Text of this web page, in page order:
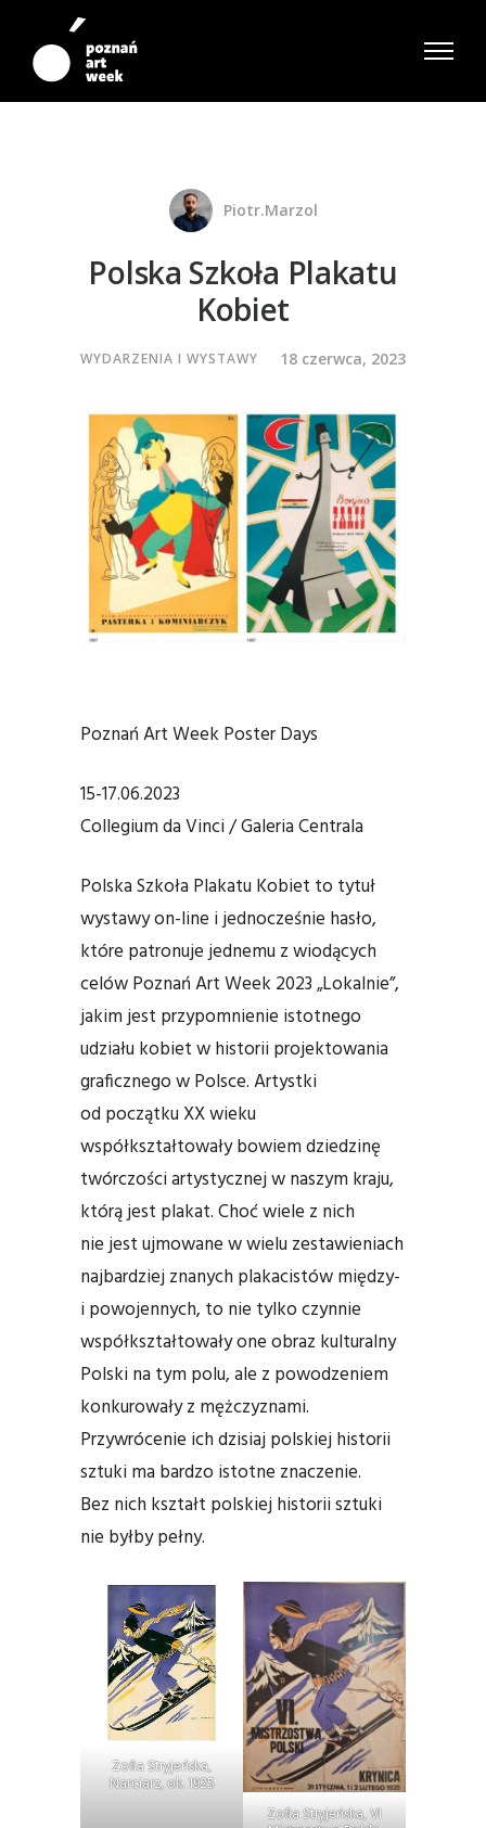
Piotr.marzol
Polska Szkoła Plakatu
Kobiet
WYDARZENIA I WYSTAWY 18 czerwca, 2023
Poznań Art Week Poster Days
15-17.06.2023
Collegium da Vinci / Galeria Centrala
Polska Szkoła Plakatu Kobiet to tytuł
wystawy on-line i jednocześnie hasło,
które patronuje jednemu z wiodących
celów Poznań Art Week 2023 „Lokalnie”,
jakim jest przypomnienie istotnego
udziału kobiet w historii projektowania
graficznego w Polsce. Artystki
od początku XX wieku
współkształtowały bowiem dziedzinę
twórczości artystycznej w naszym kraju,
którą jest plakat. Choć wiele z nich
nie jest ujmowane w wielu zestawieniach
najbardziej znanych plakacistów między-
i powojennych, to nie tylko czynnie
współkształtowały one obraz kulturalny
Polski na tym polu, ale z powodzeniem
konkurowały z mężczyznami.
Przywrócenie ich dzisiaj polskiej historii
sztuki ma bardzo istotne znaczenie.
Bez nich kształt polskiej historii sztuki
nie byłby pełny.
Zofia Stryjeńska,
Narciarz, ok. 1925
Zofia Stryjeńska, VI